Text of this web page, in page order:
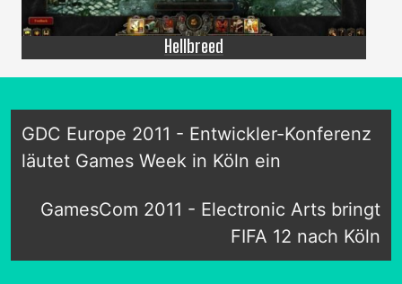
Hellbreed
GDC Europe 2011 - Entwickler-Konferenz
läutet Games Week in Köln ein
GamesCom 2011 - Electronic Arts bringt
FIFA 12 nach Köln